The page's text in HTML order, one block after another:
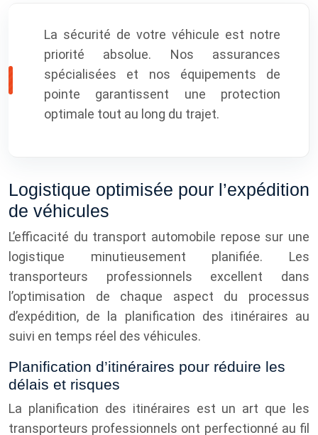
La sécurité de votre véhicule est notre
priorité absolue. Nos assurances
spécialisées et nos équipements de
pointe garantissent une protection
optimale tout au long du trajet.
Logistique optimisée pour l’expédition
de véhicules
L’efficacité du transport automobile repose sur une
logistique minutieusement planifiée. Les
transporteurs professionnels excellent dans
l’optimisation de chaque aspect du processus
d’expédition, de la planification des itinéraires au
suivi en temps réel des véhicules.
Planification d’itinéraires pour réduire les
délais et risques
La planification des itinéraires est un art que les
transporteurs professionnels ont perfectionné au fil